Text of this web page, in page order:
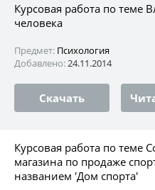
Курсовая работа по теме
человека
Предмет: Психология
Добавлено:24.11.2014
Скачать
Курсовая работа по теме
магазина по продаже
названием 'Дом спорта'